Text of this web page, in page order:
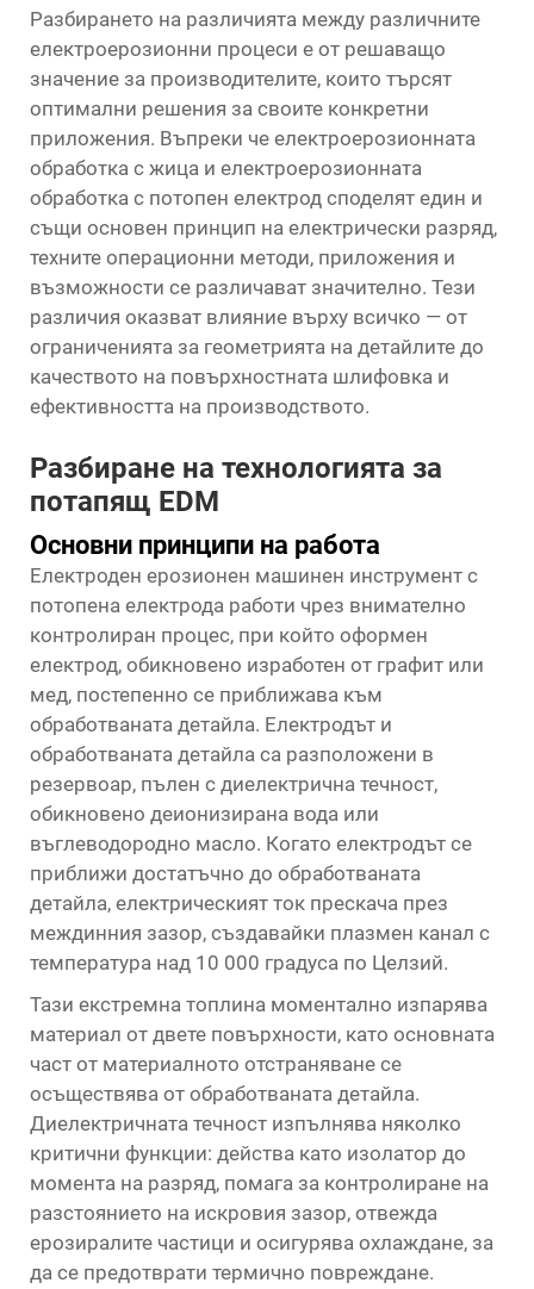
Разбирането на различията между различните
електроерозионни процеси е от решаващо
значение за производителите, които търсят
оптимални решения за своите конкретни
приложения. Въпреки че електроерозионната
обработка с жица и електроерозионната
обработка с потопен електрод споделят един и
същи основен принцип на електрически разряд,
техните операционни методи, приложения и
възможности се различават значително. Тези
различия оказват влияние върху всичко — от
ограниченията за геометрията на детайлите до
качеството на повърхностната шлифовка и
ефективността на производството.
Разбиране на технологията за
потапящ EDM
Основни принципи на работа
Електроден ерозионен машинен инструмент с
потопена електрода работи чрез внимателно
контролиран процес, при който оформен
електрод, обикновено изработен от графит или
мед, постепенно се приближава към
обработваната детайла. Електродът и
обработваната детайла са разположени в
резервоар, пълен с диелектрична течност,
обикновено деионизирана вода или
въглеводородно масло. Когато електродът се
приближи достатъчно до обработваната
детайла, електрическият ток прескача през
междинния зазор, създавайки плазмен канал с
температура над 10 000 градуса по Целзий.
Тази екстремна топлина моментално изпарява
материал от двете повърхности, като основната
част от материалното отстраняване се
осъществява от обработваната детайла.
Диелектричната течност изпълнява няколко
критични функции: действа като изолатор до
момента на разряд, помага за контролиране на
разстоянието на искровия зазор, отвежда
ерозиралите частици и осигурява охлаждане, за
да се предотврати термично повреждане.